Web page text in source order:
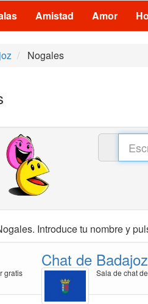
Amistad Amor
Nogales
Introduce tu nombre y
gratis
Chat de Badajoz
Sala de chat